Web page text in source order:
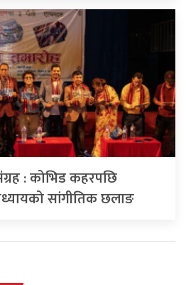
: कोभिड कहरपछि
सांगीतिक छलाङ